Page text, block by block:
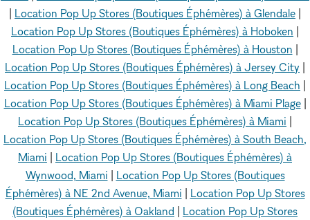
Location Pop Up Stores (Boutiques Éphémères) à Glendale
Location Pop Up Stores (Boutiques Éphémères) à Hoboken
Location Pop Up Stores (Boutiques Éphémères) à Houston
Location Pop Up Stores (Boutiques Éphémères) à Jersey City
Location Pop Up Stores (Boutiques Éphémères) à Long Beach
Location Pop Up Stores (Boutiques Éphémères) à Miami Plage|
Location Pop Up Stores (Boutiques Éphémères) à Miami
Location Pop Up Stores (Boutiques Éphémères) à South Beach,
Miami
Location Pop Up Stores (Boutiques Éphémères) à
Wynwood, Miami
Location Pop Up Stores (Boutiques
Éphémères) à NE 2nd Avenue, Miami
Location Pop Up Stores
(Boutiques Éphémères) à Oakland
Location Pop Up Stores